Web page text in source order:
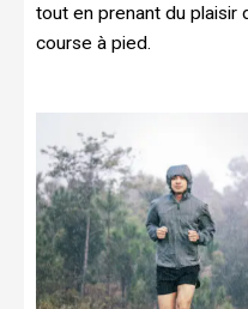
tout en prenant du plaisir
course à pied.